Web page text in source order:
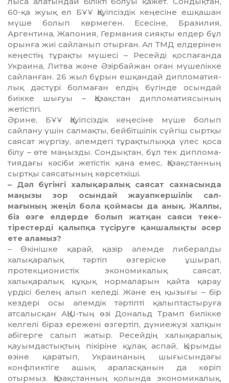
60-қа жуық ел БҰҰ Қауіпсіздік кеңесіне ешқашан
мүше бо­лып көрмеген. Есесіне, Бра­зи­лия,
Аргентина, Жапония, Германия сияқты елдер бұл
орынға жиі сайланып отыр­ған. Ал ТМД елдерінен
кеңес­тің тұрақты мүшесі – Ресейді қос­пағанда
Украина, Литва және Әзірбайжан оған мүше­лік­ке
сайланған. 26 жыл бұ­рын ешқандай дипломатия­
лық дәстүрі болмаған елдің бү­гінде осындай
биікке шы­ғуы – Қазақстан диплома­тия­сының
жетістігі.
Әрине, БҰҰ Қауіпсіздік кеңе­сіне мүше болып
сайлану үшін салмақты, бейбітшілік сүй­гіш сыртқы
саясат жүргізу, әлем­дегі тұрақтылыққа үлес қо­са
білу – өте маңызды. Сон­­­дықтан, бұл тек дипло­ма­
тиядағы кәсіби жетістік қана емес, Қазақстанның
сыртқы сая­сатының көрсеткіші.
– Дәл бүгінгі халықаралық сая­сат сахнасында
маңызы зор осын­дай жауапкершілік сал­­
мағының жеңіл бола қой­ма­сы да анық. Жалпы,
біз өзге ел­дерде болып жатқан саяси те­­ке­
тірестерді қалыпқа түсіру­ге қаншалықты әсер
ете ала­мыз?
– Өкінішке қарай, қазір әлем­де либералды
халықара­лық тәртіп өзгеріске ұшырап,
протекционистік экономи­ка­лық саясат,
халықаралық құ­қық нормаларын қайта қарау
үрдісі белең алып келеді. Жә­не ең қызығы – бір
кездері осы әлемдік тәртіпті қалып­тас­­тыруға
атсалысқан АҚШ-тың өзі Дональд Трамп билік­ке
келгелі біраз ережені өз­гер­тіп, дүниежүзі халқын
әбі­­герге салып жатыр. Ре­сей­дің халықаралық
қауымдас­тықтың пікіріне құлақ аспай, Қырымды
өзіне қаратып, Украинаның шығысындағы
конфликтіге ашық аралас­қа­нын да көріп
отырмыз. Қа­зақ­станның қолында эко­но­микалық,